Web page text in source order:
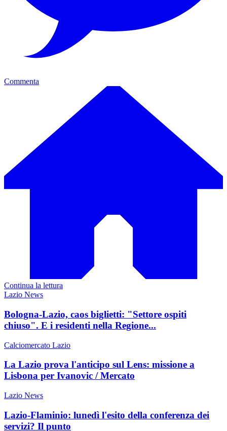
Commenta
Continua la lettura
Lazio News
Bologna-Lazio, caos biglietti: "Settore ospiti
chiuso". E i residenti nella Regione...
Calciomercato Lazio
La Lazio prova l'anticipo sul Lens: missione a
Lisbona per Ivanovic / Mercato
Lazio News
Lazio-Flaminio: lunedì l'esito della conferenza dei
servizi? Il punto